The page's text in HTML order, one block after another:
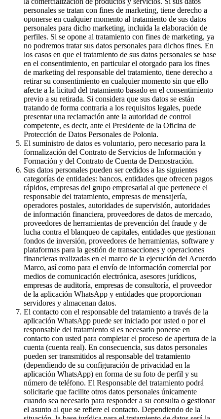
personales se tratan con fines de marketing, tiene derecho a
oponerse en cualquier momento al tratamiento de sus datos
personales para dicho marketing, incluida la elaboración de
perfiles. Si se opone al tratamiento con fines de marketing, ya
no podremos tratar sus datos personales para dichos fines. En
los casos en que el tratamiento de sus datos personales se base
en el consentimiento, en particular el otorgado para los fines
de marketing del responsable del tratamiento, tiene derecho a
retirar su consentimiento en cualquier momento sin que ello
afecte a la licitud del tratamiento basado en el consentimiento
previo a su retirada. Si considera que sus datos se están
tratando de forma contraria a los requisitos legales, puede
presentar una reclamación ante la autoridad de control
competente, es decir, ante el Presidente de la Oficina de
Protección de Datos Personales de Polonia.
El suministro de datos es voluntario, pero necesario para la
formalización del Contrato de Servicios de Información y
Formación y del Contrato de Cuenta de Demostración.
Sus datos personales pueden ser cedidos a las siguientes
categorías de entidades: bancos, entidades que ofrecen pagos
rápidos, empresas del grupo empresarial al que pertenece el
responsable del tratamiento, empresas de mensajería,
operadores postales, autoridades de supervisión, autoridades
de información financiera, proveedores de datos de mercado,
proveedores de herramientas de prevención del fraude y de
lucha contra el blanqueo de capitales, entidades que gestionan
fondos de inversión, proveedores de herramientas, software y
plataformas para la gestión de transacciones y operaciones
financieras realizadas en el marco de la ejecución del Acuerdo
Marco, así como para el envío de información comercial por
medios de comunicación electrónica, asesores jurídicos,
empresas de auditoría, empresas de consultoría, el proveedor
de la aplicación WhatsApp y entidades que proporcionan
servidores y almacenan datos.
El contacto con el responsable del tratamiento a través de la
aplicación WhatsApp puede ser iniciado por usted o por el
responsable del tratamiento si es necesario ponerse en
contacto con usted para completar el proceso de apertura de la
cuenta (cuenta real). En consecuencia, sus datos personales
pueden ser transmitidos al responsable del tratamiento
(dependiendo de su configuración de privacidad en la
aplicación WhatsApp) en forma de su foto de perfil y su
número de teléfono. El Responsable del tratamiento podrá
solicitarle que facilite otros datos personales únicamente
cuando sea necesario para responder a su consulta o gestionar
el asunto al que se refiere el contacto. Dependiendo de la